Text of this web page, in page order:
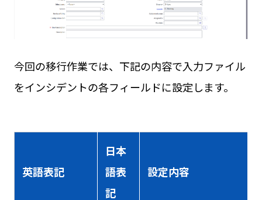
今回の移行作業では、下記の内容で入力ファイル
をインシデントの各フィールドに設定します。
英語表記
日本
語表
記
設定内容